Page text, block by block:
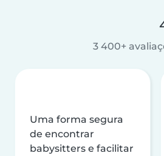
3 400+
Uma forma segura
de encontrar
babysitters e facilitar